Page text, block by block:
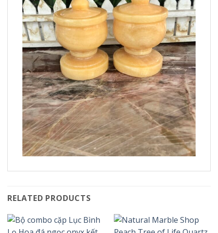
RELATED PRODUCTS